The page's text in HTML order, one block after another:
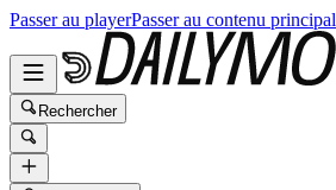
Passer au playerPasser au contenu principal
Rechercher